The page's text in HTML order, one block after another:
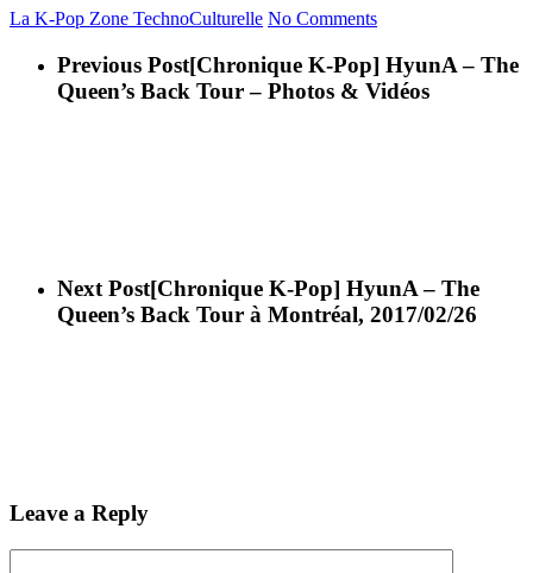
La K-Pop Zone TechnoCulturelle No Comments
Previous Post[Chronique K-Pop] HyunA – The
Queen’s Back Tour – Photos & Vidéos
Next Post[Chronique K-Pop] HyunA – The
Queen’s Back Tour à Montréal, 2017/02/26
Leave a Reply